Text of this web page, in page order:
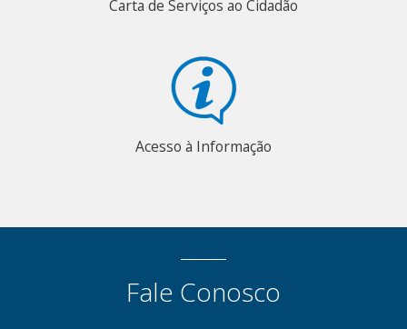
Carta de Serviços ao Cidadão
Acesso à Informação
Fale Conosco